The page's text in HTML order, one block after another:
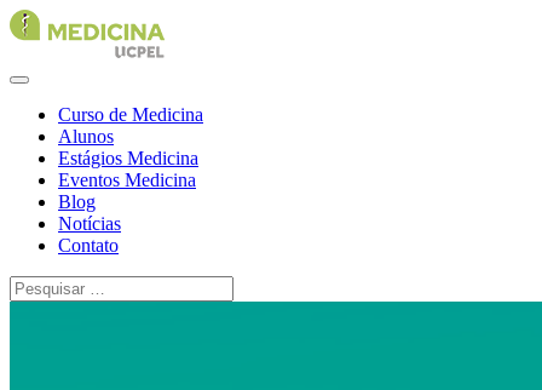
Curso de Medicina
Alunos
Estágios Medicina
Eventos Medicina
Blog
Notícias
Contato